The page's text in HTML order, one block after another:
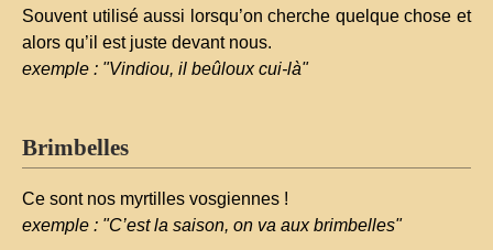
Souvent utilisé aussi lorsqu’on cherche quelque chose et
alors qu’il est juste devant nous.
exemple : "Vindiou, il beûloux cui-là"
Brimbelles
Ce sont nos myrtilles vosgiennes !
exemple : "C’est la saison, on va aux brimbelles"